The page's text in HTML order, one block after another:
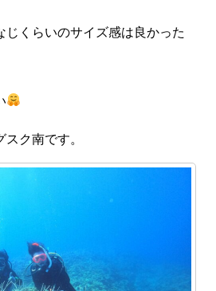
じくらいのサイズ感は良かった
ク南です。